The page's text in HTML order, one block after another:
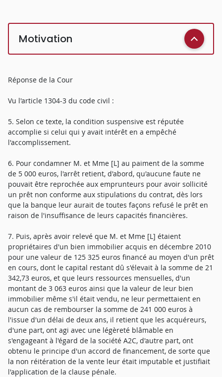
Motivation
Réponse de la Cour
Vu l'article 1304-3 du code civil :
5. Selon ce texte, la condition suspensive est réputée
accomplie si celui qui y avait intérêt en a empêché
l'accomplissement.
6. Pour condamner M. et Mme [L] au paiment de la somme
de 5 000 euros, l'arrêt retient, d'abord, qu'aucune faute ne
pouvait être reprochée aux emprunteurs pour avoir sollicité
un prêt non conforme aux stipulations du contrat, dès lors
que la banque leur aurait de toutes façons refusé le prêt en
raison de l'insuffisance de leurs capacités financières.
7. Puis, après avoir relevé que M. et Mme [L] étaient
propriétaires d'un bien immobilier acquis en décembre 2010
pour une valeur de 125 325 euros financé au moyen d'un prêt
en cours, dont le capital restant dû s'élevait à la somme de 21
342,73 euros, et que leurs ressources mensuelles, d'un
montant de 3 063 euros ainsi que la valeur de leur bien
immobilier même s'il était vendu, ne leur permettaient en
aucun cas de rembourser la somme de 241 000 euros à
l'issue d'un délai de deux ans, il retient que les acquéreurs,
d'une part, ont agi avec une légèreté blâmable en
s'engageant à l'égard de la société A2C, d'autre part, ont
obtenu le principe d'un accord de financement, de sorte que
la non réitération de la vente leur était imputable et justifiait
l'application de la clause pénale.